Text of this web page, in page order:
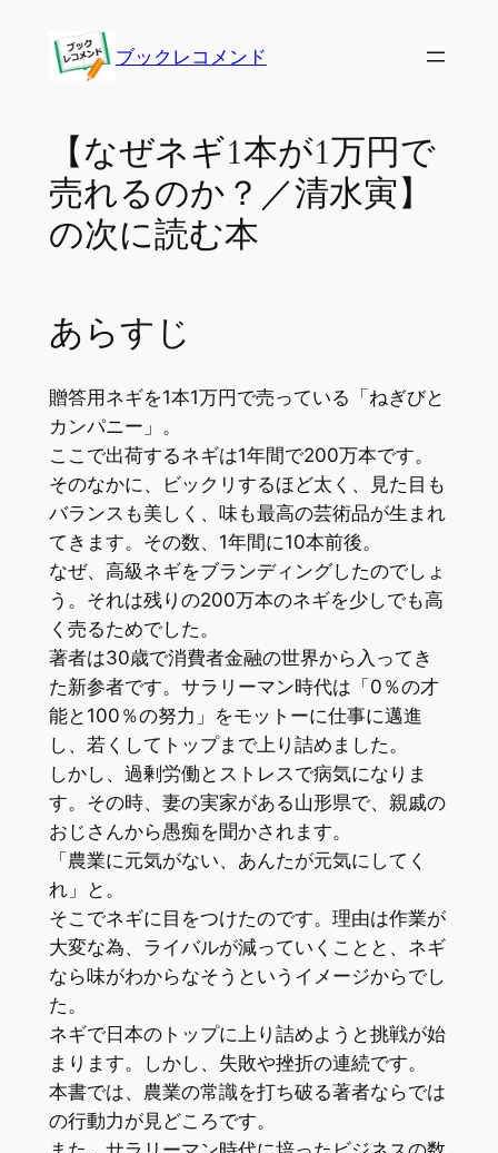
ブックレコメンド
【なぜネギ1本が1万円で
売れるのか？／清水寅】
の次に読む本
あらすじ
贈答用ネギを1本1万円で売っている「ねぎびと
カンパニー」。
ここで出荷するネギは1年間で200万本です。
そのなかに、ビックリするほど太く、見た目も
バランスも美しく、味も最高の芸術品が生まれ
てきます。その数、1年間に10本前後。
なぜ、高級ネギをブランディングしたのでしょ
う。それは残りの200万本のネギを少しでも高
く売るためでした。
著者は30歳で消費者金融の世界から入ってき
た新参者です。サラリーマン時代は「0％の才
能と100％の努力」をモットーに仕事に邁進
し、若くしてトップまで上り詰めました。
しかし、過剰労働とストレスで病気になりま
す。その時、妻の実家がある山形県で、親戚の
おじさんから愚痴を聞かされます。
「農業に元気がない、あんたが元気にしてく
れ」と。
そこでネギに目をつけたのです。理由は作業が
大変な為、ライバルが減っていくことと、ネギ
なら味がわからなそうというイメージからでし
た。
ネギで日本のトップに上り詰めようと挑戦が始
まります。しかし、失敗や挫折の連続です。
本書では、農業の常識を打ち破る著者ならでは
の行動力が見どころです。